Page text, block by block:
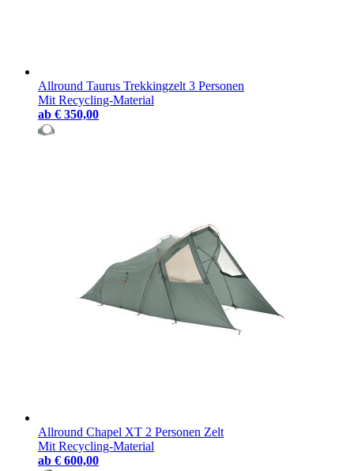
Allround Taurus Trekkingzelt 3 Personen
Mit Recycling-Material
ab € 350,00
Allround Chapel XT 2 Personen Zelt
Mit Recycling-Material
ab € 600,00